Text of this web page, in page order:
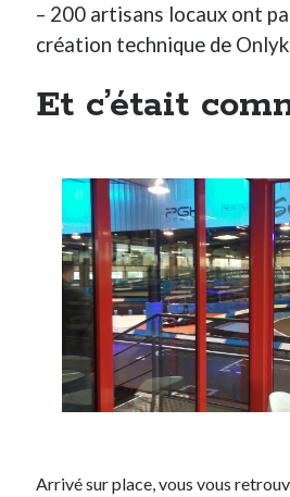
– 200 artisans locaux ont
création technique de
Et c’était
Arrivé sur place, vous vous